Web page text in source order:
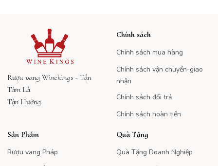
Rượu vang Winekings - Tận
Tâm Là
Tận Hưởng
Chính sách
Chính sách mua hàng
Chính sách vận chuyển-giao
nhận
Chính sách đổi trả
Chính sách hoàn tiền
Sản Phẩm
Rượu vang Pháp
Quà Tặng
Quà Tặng Doanh Nghiệp